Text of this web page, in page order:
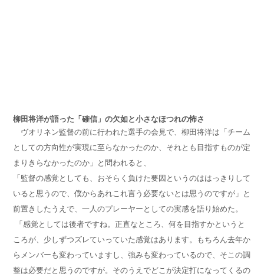
柳田将洋が語った「確信」の欠如と小さなほつれの怖さ
ヴオリネン監督の前に行われた選手の会見で、柳田将洋は「チーム
としての方向性が実現に至らなかったのか、それとも目指すものが定
まりきらなかったのか」と問われると、
「監督の感覚としても、おそらく負けた要因というのははっきりして
いると思うので、僕からあれこれ言う必要ないとは思うのですが」と
前置きしたうえで、一人のプレーヤーとしての実感を語り始めた。
「感覚としては後者ですね。正直なところ、何を目指すかというと
ころが、少しずつズレていっていた感覚はあります。もちろん去年か
らメンバーも変わっていますし、強みも変わっているので、そこの調
整は必要だと思うのですが。そのうえでどこが決定打になってくるの